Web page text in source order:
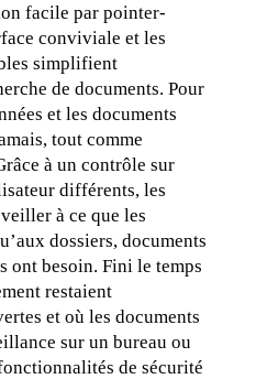
facile par pointer-
conviviale et les
simplifient
de documents. Pour
et les documents
tout comme
à un contrôle sur
différents, les
à ce que les
dossiers, documents
ont besoin. Fini le temps
restaient
et où les documents
sur un bureau ou
de sécurité